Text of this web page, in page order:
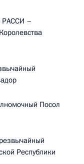
РАССИ –
Посол
Республики